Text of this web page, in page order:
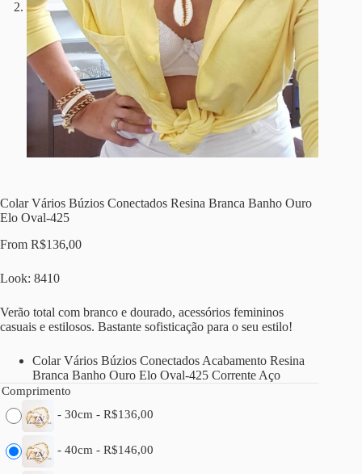
Colar Vários Búzios Conectados Resina Branca Banho Ouro
Elo Oval-425
From R$136,00
Look: 8410
Verão total com branco e dourado, acessórios femininos
casuais e estilosos. Bastante sofisticação para o seu estilo!
Colar Vários Búzios Conectados Acabamento Resina
Branca Banho Ouro Elo Oval-425 Corrente Aço
Comprimento
- 30cm - R$136,00
- 40cm - R$146,00